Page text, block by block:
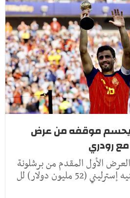
موقفه من عرض
رودري
الأول المقدم من برشلونة